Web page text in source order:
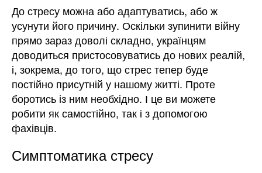
До стресу можна або адаптуватись, або ж
усунути його причину. Оскільки зупинити війну
прямо зараз доволі складно, українцям
доводиться пристосовуватись до нових реалій,
і, зокрема, до того, що стрес тепер буде
постійно присутній у нашому житті. Проте
боротись із ним необхідно. І це ви можете
робити як самостійно, так і з допомогою
фахівців.
Симптоматика стресу